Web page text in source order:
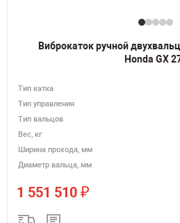
Виброкаток ручной
Honda GX
Тип катка
Тип управления
Тип вальцов
Вес, кг
Ширина прохода, мм
Диаметр вальца, мм
1 551 510 ₽